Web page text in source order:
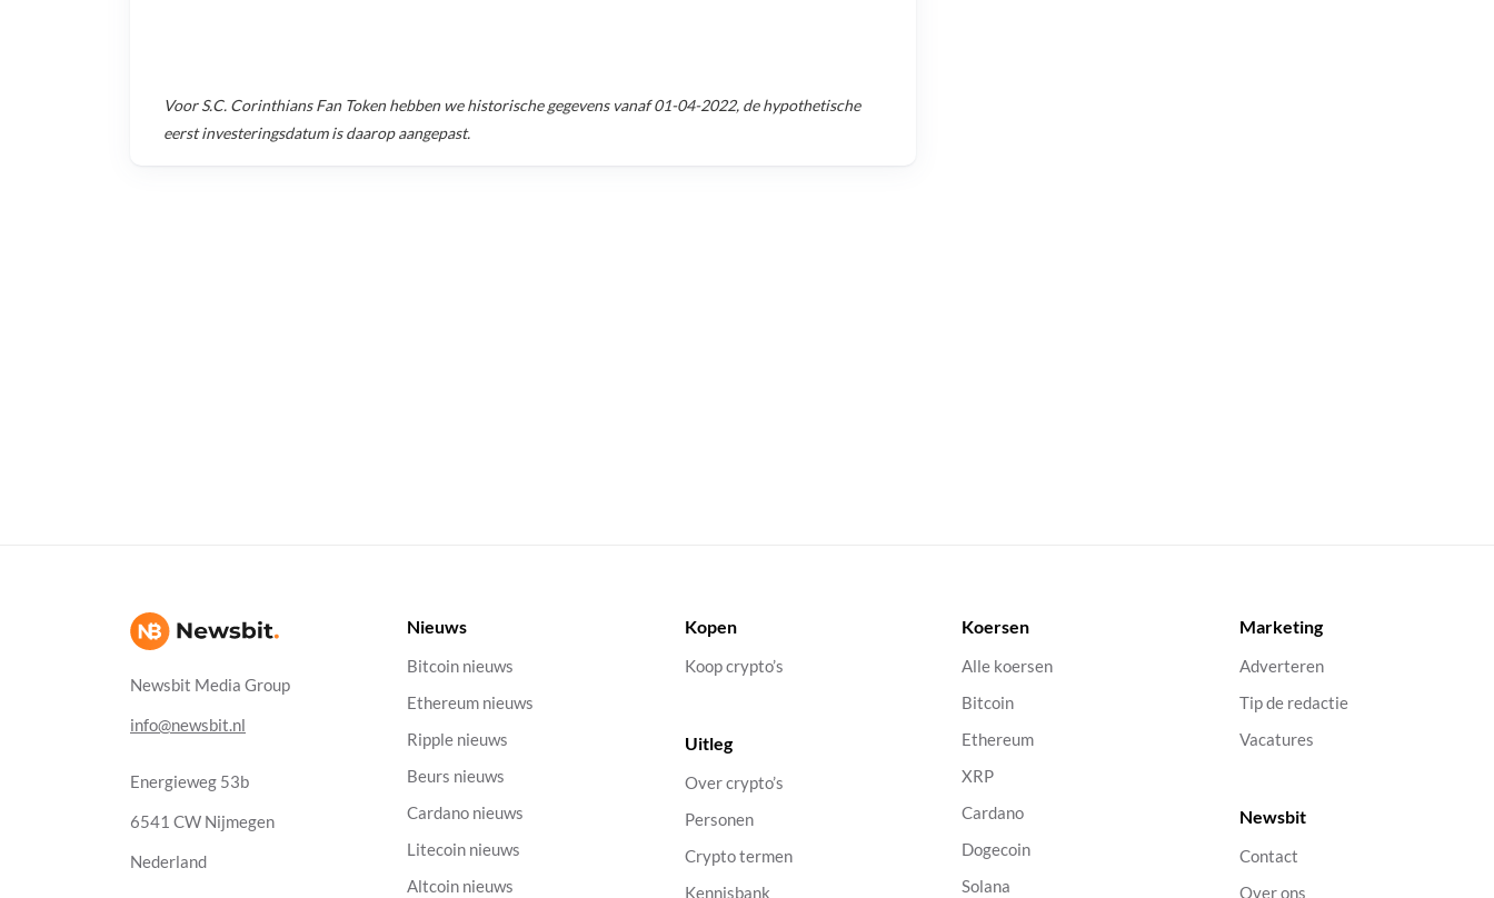
VoorS.C. Corinthians Fan Tokenhebben we historische gegevens vanaf01-04-2022, de hypothetische
eerst investeringsdatum is daarop aangepast.
Newsbit Media Group
info@newsbit.nl
Energieweg 53b
6541 CW Nijmegen
Nederland
Nieuws
Bitcoin nieuws
Ethereum nieuws
Ripple nieuws
Beurs nieuws
Cardano nieuws
Litecoin nieuws
Altcoin nieuws
Kopen
Koop crypto’s
Uitleg
Over crypto’s
Personen
Crypto termen
Kennisbank
Koersen
Alle koersen
Bitcoin
Ethereum
XRP
Cardano
Dogecoin
Solana
Marketing
Adverteren
Tip de redactie
Vacatures
Newsbit
Contact
Over ons